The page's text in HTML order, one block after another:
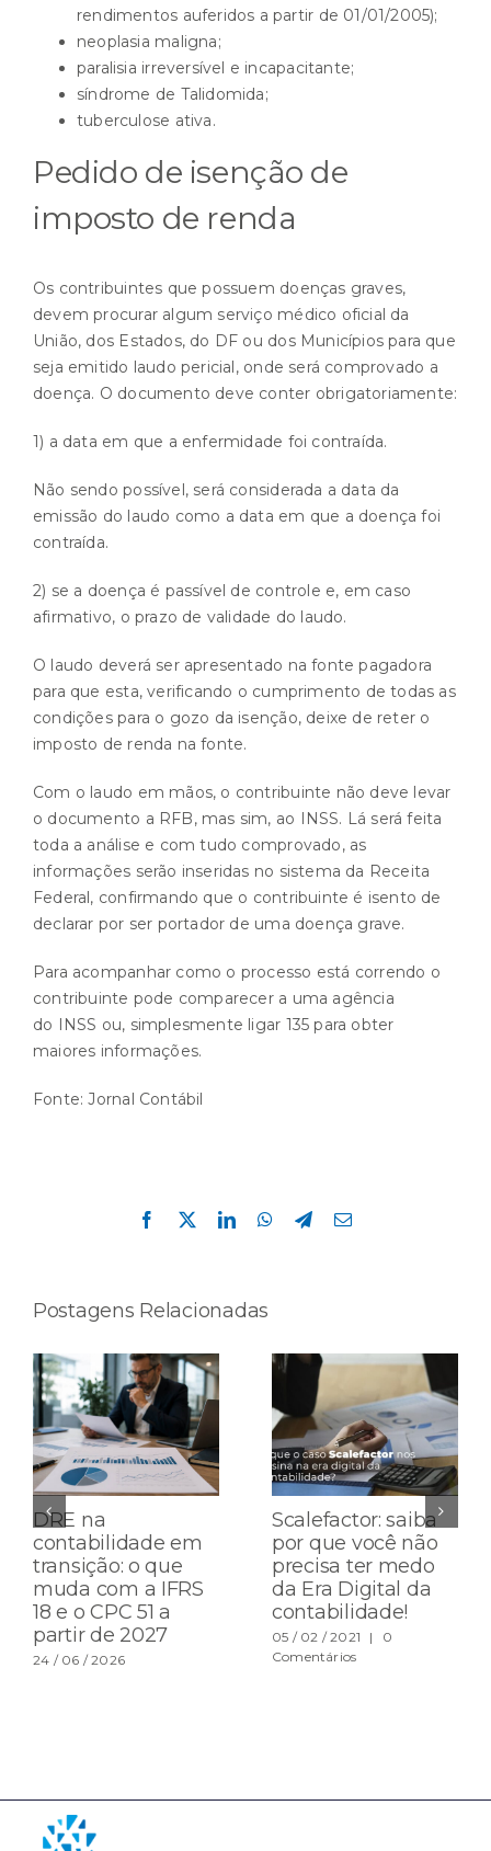
rendimentos auferidos a partir de 01/01/2005);
neoplasia maligna;
paralisia irreversível e incapacitante;
síndrome de Talidomida;
tuberculose ativa.
Pedido de isenção de
imposto de renda
Os contribuintes que possuem doenças graves,
devem procurar algum serviço médico oficial da
União, dos Estados, do DF ou dos Municípios para que
seja emitido laudo pericial, onde será comprovado a
doença. O documento deve conter obrigatoriamente:
1) a data em que a enfermidade foi contraída.
Não sendo possível, será considerada a data da
emissão do laudo como a data em que a doença foi
contraída.
2) se a doença é passível de controle e, em caso
afirmativo, o prazo de validade do laudo.
O laudo deverá ser apresentado na fonte pagadora
para que esta, verificando o cumprimento de todas as
condições para o gozo da isenção, deixe de reter o
imposto de renda na fonte.
Com o laudo em mãos, o contribuinte não deve levar
o documento a RFB, mas sim, ao INSS. Lá será feita
toda a análise e com tudo comprovado, as
informações serão inseridas no sistema da Receita
Federal, confirmando que o contribuinte é isento de
declarar por ser portador de uma doença grave.
Para acompanhar como o processo está correndo o
contribuinte pode comparecer a uma agência
do INSS ou, simplesmente ligar 135 para obter
maiores informações.
Fonte:Jornal Contábil
Facebook
X LinkedInWhatsApp
Telegram
E-
Postagens Relacionadas
DRE na
contabilidade em
transição: o que
muda com a IFRS
18 e o CPC 51 a
partir de 2027
24 / 06 / 2026
Scalefactor: saiba
por que você não
precisa ter medo
da Era Digital da
contabilidade!
05 / 02 / 2021 |
0
Comentários